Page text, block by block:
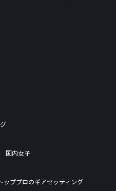
国内女子
ッププロのギアセッティング